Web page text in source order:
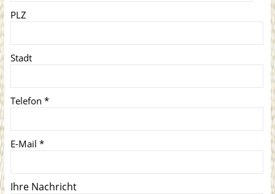
PLZ
Stadt
Telefon *
E-Mail *
Ihre Nachricht